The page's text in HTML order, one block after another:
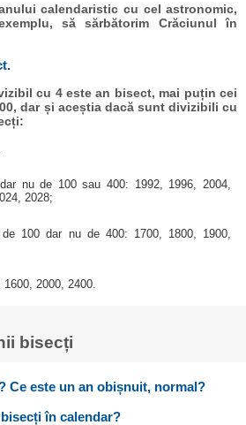
calendaristic cu cel astronomic,
să sărbătorim Crăciunul în
cu 4 este an bisect, mai puțin cei
dar și aceștia dacă sunt divizibili cu
nu de 100 sau 400: 1992, 1996, 2004,
2028;
100 dar nu de 400: 1700, 1800, 1900,
2000, 2400.
bisecți
Ce este un an obișnuit, normal?
în calendar?